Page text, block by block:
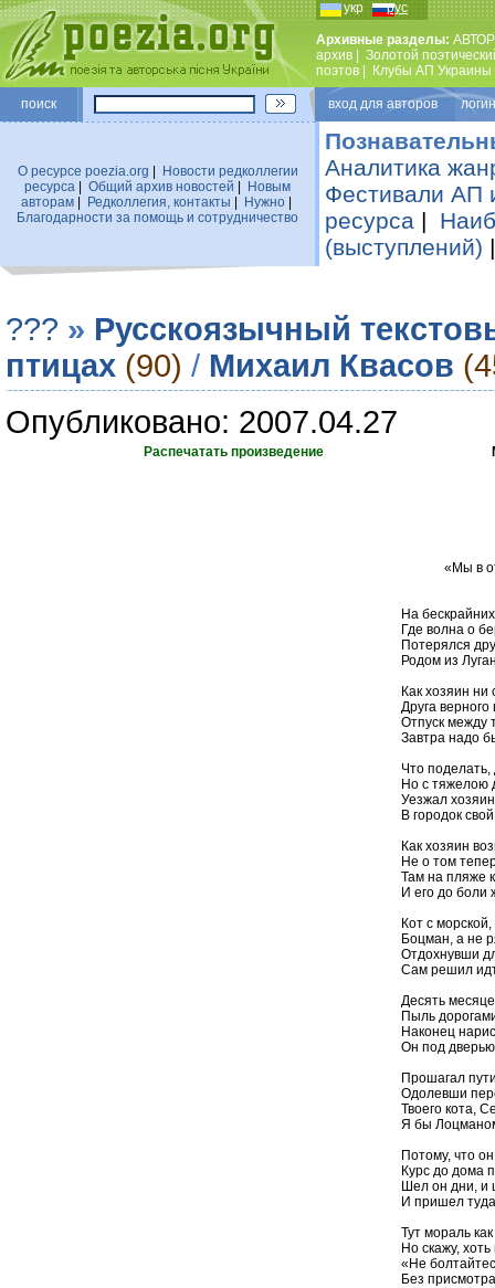
укр рус
Архивные разделы:
архив
Золотой
поэтов
Клубы АП Украины
поиск вход для авторов
О ресурсе poezia.org
Новости редколлегии
ресурса
Общий архив новостей
Новым
авторам| Редколлегия, контакты Нужно|
Благодарности за помощь и сотрудничество
Аналитика
Фестивали АП
ресурса |
(выступлений)
??? » Русскоязычный
птицах (90) / Михаил Квасов
Опубликовано: 2007.04.27
Распечатать произведение
«Мы в
На
Где волна о
Потерялся
Родом из
Как хозяин ни
Друга верного
Отпуск между
Завтра надо
Что
Но с тяжелою
Уезжал
В городок
Как хозяин
Не о том
Там на пляже
И его до боли
Кот с
Боцман, а не
Отдохнувши
Сам решил
Десять
Пыль
Наконец
Он под
Прошагал
Одолевши
Твоего кота,
Я бы
Потому, что
Курс до дома
Шел он дни, и
И пришел
Тут мораль
Но скажу, хоть
«Не
Без